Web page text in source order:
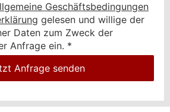
Geschäftsbedingungen
gelesen und willige der
Daten zum Zweck der
Anfrage ein. *
Anfrage senden